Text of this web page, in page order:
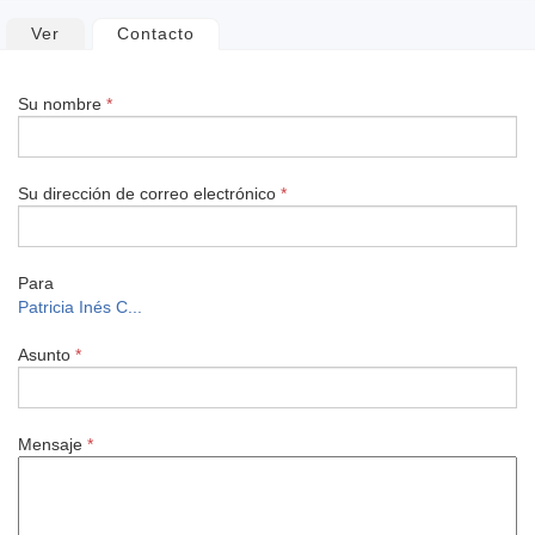
Solapas
Ver Contacto
Su nombre *
Su dirección de correo electrónico *
Para
Patricia Inés C...
Asunto *
Mensaje *